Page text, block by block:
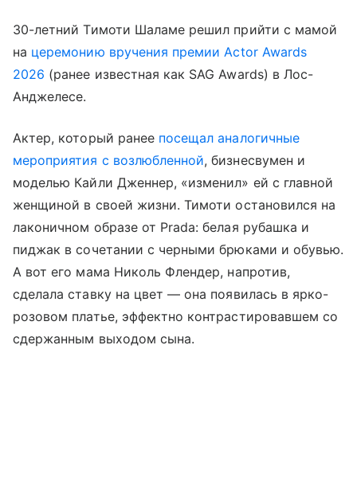
30-летний Тимоти Шаламе решил прийти с мамой
на церемонию вручения премии Actor Awards
2026 (ранее известная как SAG Awards) в Лос-
Анджелесе.
Актер, который ранее посещал аналогичные
мероприятия с возлюбленной, бизнесвумен и
моделью Кайли Дженнер, «изменил» ей с главной
женщиной в своей жизни. Тимоти остановился на
лаконичном образе от Prada: белая рубашка и
пиджак в сочетании с черными брюками и обувью.
А вот его мама Николь Флендер, напротив,
сделала ставку на цвет — она появилась в ярко-
розовом платье, эффектно контрастировавшем со
сдержанным выходом сына.